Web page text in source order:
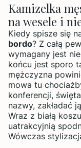
Kamizelka
na wesele i
Kiedy spisze się
bordo? Z całą
wymagany jest
końcu jest sporo
mężczyzna
mowa tu
konferencji,
nazwy, zakładać
Wraz z białą
uatrakcyjnią
Wówczas